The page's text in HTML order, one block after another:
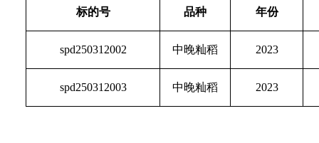
标的号 品种 年份
spd250312002 中晚籼稻 2023
spd250312003 中晚籼稻 2023